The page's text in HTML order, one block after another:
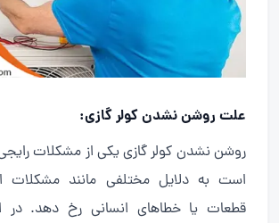
علت روشن نشدن کولر گازی:
روشن نشدن کولر گازی یکی از مشکلات
است به دلایل مختلفی مانند مشکلات
قطعات یا خطاهای انسانی رخ دهد. در